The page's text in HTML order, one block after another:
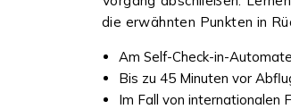
die erwähnten Punkten in
Am Self-Check-in-
Bis zu 45 Minuten vor
Im Fall von internationalen